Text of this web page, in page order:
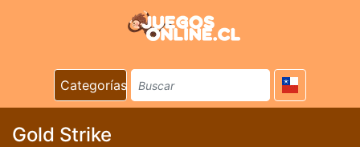
Categorías
Gold Strike